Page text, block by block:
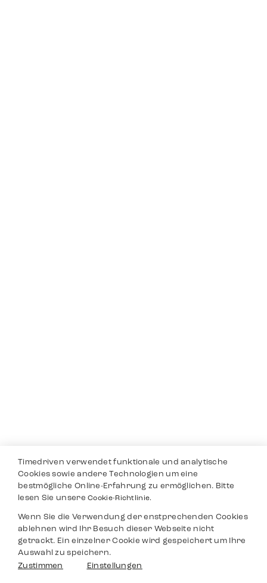
Timedriven verwendet funktionale und analytische
Cookies sowie andere Technologien um eine
bestmögliche Online-Erfahrung zu ermöglichen. Bitte
lesen Sie unsereCookie-Richtlinie.
Wenn Sie die Verwendung der enstprechenden Cookies
ablehnen wird Ihr Besuch dieser Webseite nicht
getrackt. Ein einzelner Cookie wird gespeichert um Ihre
Auswahl zu speichern.
Zustimmen
Einstellungen